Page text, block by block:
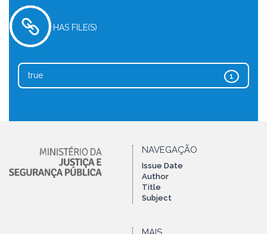
HAS FILE(S)
1
true
NAVEGAÇÃO
Issue Date
Author
Title
Subject